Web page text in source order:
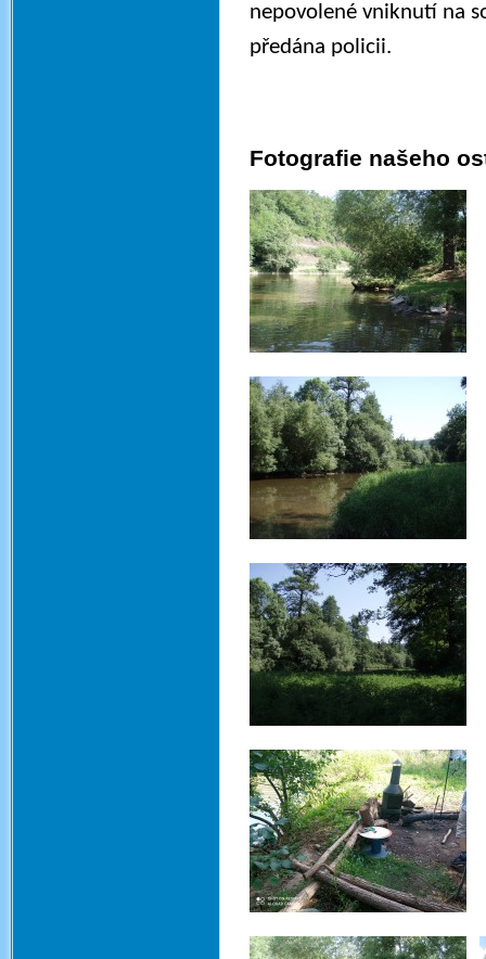
nepovolené vniknutí na
předána policii.
Fotografie našeho